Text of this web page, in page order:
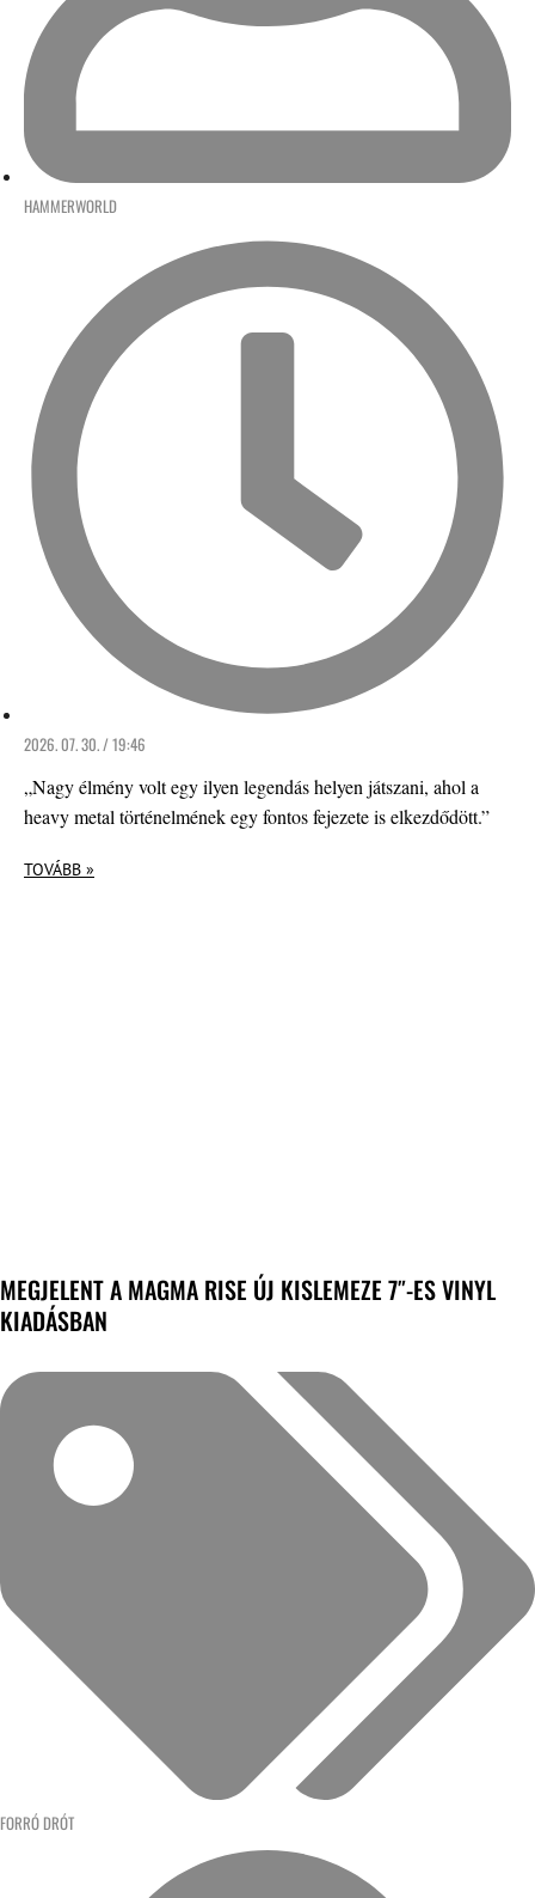
HAMMERWORLD
2026. 07. 30. / 19:46
„Nagy élmény volt egy ilyen legendás helyen játszani, ahol a
heavy metal történelmének egy fontos fejezete is elkezdődött.”
TOVÁBB »
MEGJELENT A MAGMA RISE ÚJ KISLEMEZE 7″-ES VINYL
KIADÁSBAN
FORRÓ DRÓT